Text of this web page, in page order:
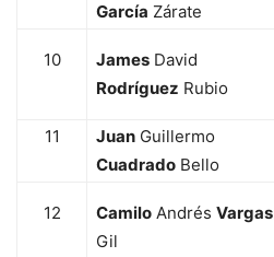
García Zárate
10 James David
Rodríguez Rubio
11 Juan Guillermo
Cuadrado Bello
12 Camilo Andrés Vargas
Gil